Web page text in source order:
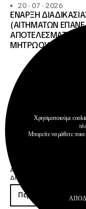
20 · 07 · 2026
ΕΝΑΡΞΗ
(ΑΙΤΗΜΑΤΩΝ
ΑΠΟΤΕΛΕΣΜΑΤΩΝ
ΜΗΤΡΩΟΥ Σ.Α.Ε.Κ.
Ανακοινώσεις
Διαχείριση & Λειτουργία
Περισσότερα
Χρησιμοποιούμε
Μπορείτε να μάθετε ποια